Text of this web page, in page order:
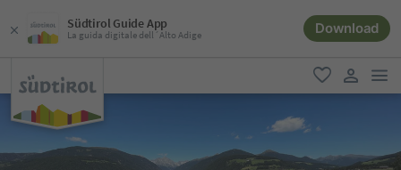
Südtirol Guide App
La guida digitale dell´Alto Adige Download
favoriti
user link